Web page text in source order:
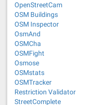
OpenStreetCam
OSM Buildings
OSM Inspector
OsmAnd
OSMCha
OSMFight
Osmose
OSMstats
OSMTracker
Restriction Validator
StreetComplete